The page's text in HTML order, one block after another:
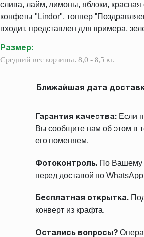
слива, лайм, лимоны, яблоки,
конфеты "Lindor", топпер
входит, представлен для примера,
Размер:
Средний вес корзины: 8,0 - 8,5 кг.
Ближайшая дата
Гарантия качества: Если
Вы сообщите нам об этом в
его поменяем.
Фотоконтроль. По Вашему
перед доставой по
Бесплатная открытка.
конверт из крафта.
Остались вопросы?